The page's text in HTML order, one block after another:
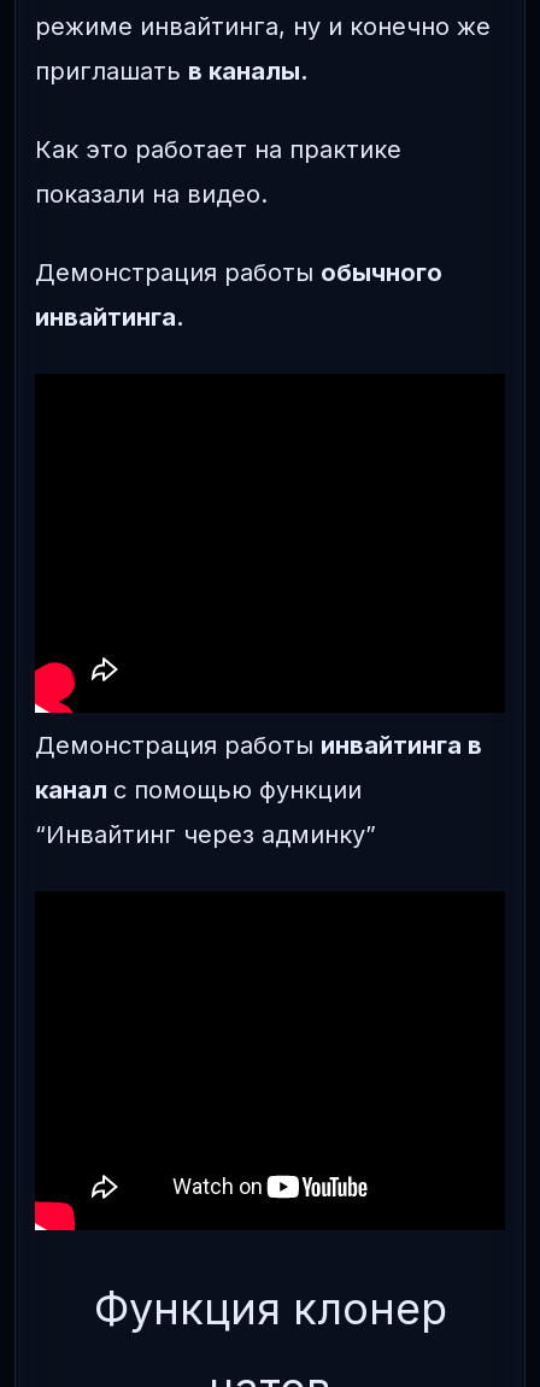
режиме инвайтинга, ну и конечно же
приглашать в каналы.
Как это работает на практике
показали на видео.
Демонстрация работы обычного
инвайтинга.
Демонстрация работы инвайтинга в
канал с помощью функции
“Инвайтинг через админку”
Функция клонер